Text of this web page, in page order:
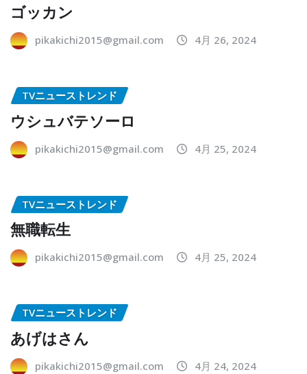
ゴッカン
pikakichi2015@gmail.com 4月 26, 2024
TVニューストレンド
ウシュバテソーロ
pikakichi2015@gmail.com 4月 25, 2024
TVニューストレンド
無職転生
pikakichi2015@gmail.com 4月 25, 2024
TVニューストレンド
あげはさん
pikakichi2015@gmail.com 4月 24, 2024